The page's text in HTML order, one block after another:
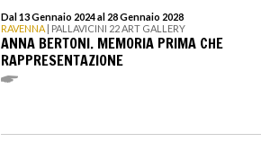
Dal 13 Gennaio 2024 al 28 Gennaio 2028
RAVENNA | PALLAVICINI 22 ART GALLERY
ANNA BERTONI. MEMORIA PRIMA CHE
RAPPRESENTAZIONE